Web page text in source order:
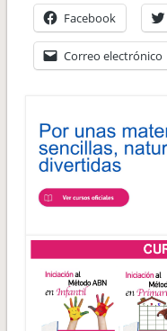
Facebook
Correo electrónico